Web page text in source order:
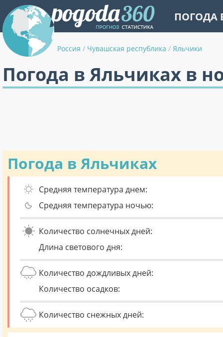
ПОГОДА
Россия / Чувашская республика / Яльчики
Погода в Яльчиках в
Погода в Яльчиках
Средняя температура днем:
Средняя температура ночью:
Количество солнечных дней:
Длина светового дня:
Количество дождливых дней:
Количество осадков:
Количество снежных дней: